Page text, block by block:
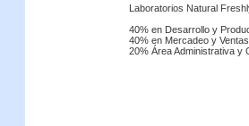
Laboratorios Natural
40% en Desarrollo y
40% en Mercadeo y Ventas.
20% Área Administrativa y